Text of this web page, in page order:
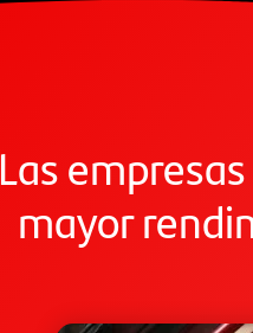
Las
mayor